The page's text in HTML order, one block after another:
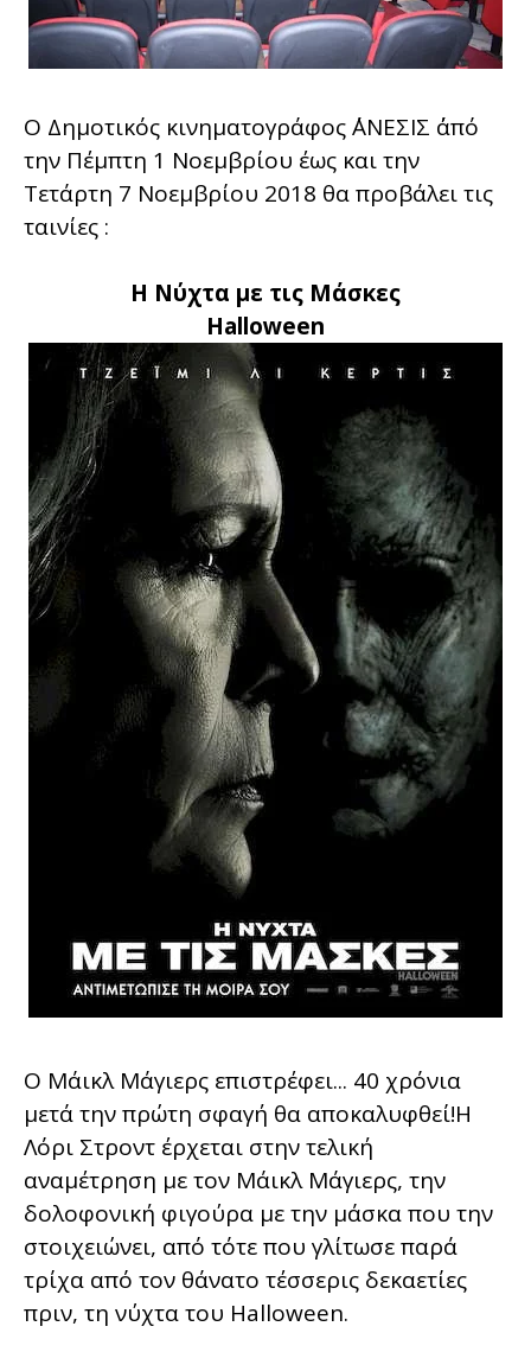
Ο Δημοτικός κινηματογράφος ΄΄ΑΝΕΣΙΣ ΄΄από
την Πέμπτη 1 Νοεμβρίου έως και την
Τετάρτη 7 Νοεμβρίου 2018 θα προβάλει τις
ταινίες :
Η Νύχτα με τις Μάσκες
Halloween
Ο Μάικλ Μάγιερς επιστρέφει... 40 χρόνια
μετά την πρώτη σφαγή θα αποκαλυφθεί!Η
Λόρι Στροντ έρχεται στην τελική
αναμέτρηση με τον Μάικλ Μάγιερς, την
δολοφονική φιγούρα με την μάσκα που την
στοιχειώνει, από τότε που γλίτωσε παρά
τρίχα από τον θάνατο τέσσερις δεκαετίες
πριν, τη νύχτα του Halloween.